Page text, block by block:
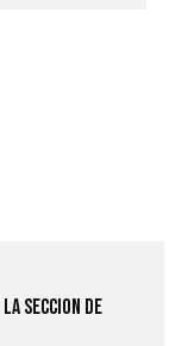
la seccion de